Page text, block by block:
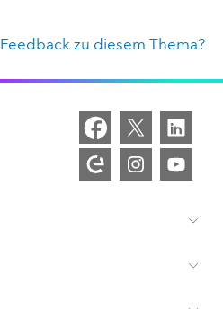
Feedback zu diesem Thema?